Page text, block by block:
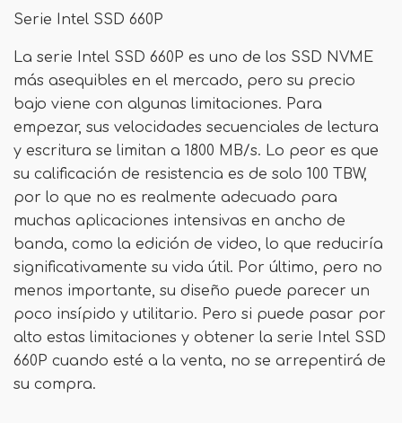
Serie Intel SSD 660P
La serie Intel SSD 660P es uno de los SSD NVME
más asequibles en el mercado, pero su precio
bajo viene con algunas limitaciones. Para
empezar, sus velocidades secuenciales de lectura
y escritura se limitan a 1800 MB/s. Lo peor es que
su calificación de resistencia es de solo 100 TBW,
por lo que no es realmente adecuado para
muchas aplicaciones intensivas en ancho de
banda, como la edición de video, lo que reduciría
significativamente su vida útil. Por último, pero no
menos importante, su diseño puede parecer un
poco insípido y utilitario. Pero si puede pasar por
alto estas limitaciones y obtener la serie Intel SSD
660P cuando esté a la venta, no se arrepentirá de
su compra.